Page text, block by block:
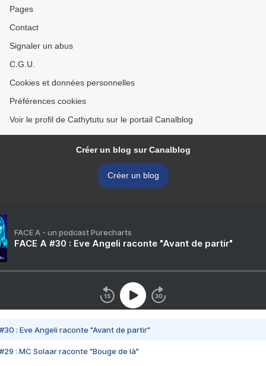
Pages
Contact
Signaler un abus
C.G.U.
Cookies et données personnelles
Préférences cookies
Voir le profil de Cathytutu sur le portail Canalblog
Créer un blog sur Canalblog
Créer un blog
FACE A - un podcast Purecharts
FACE A #30 : Eve Angeli raconte "Avant de partir"
#30 : Eve Angeli raconte "Avant de partir"
#29 : MC Solaar raconte "Bouge de là"